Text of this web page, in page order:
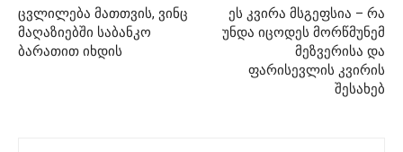
ცვლილება მათთვის, ვინც
მაღაზიებში საბანკო
ბარათით იხდის
ეს კვირა მსგეფსია – რა
უნდა იცოდეს მორწმუნემ
მეზვერისა და
ფარისევლის კვირის
შესახებ